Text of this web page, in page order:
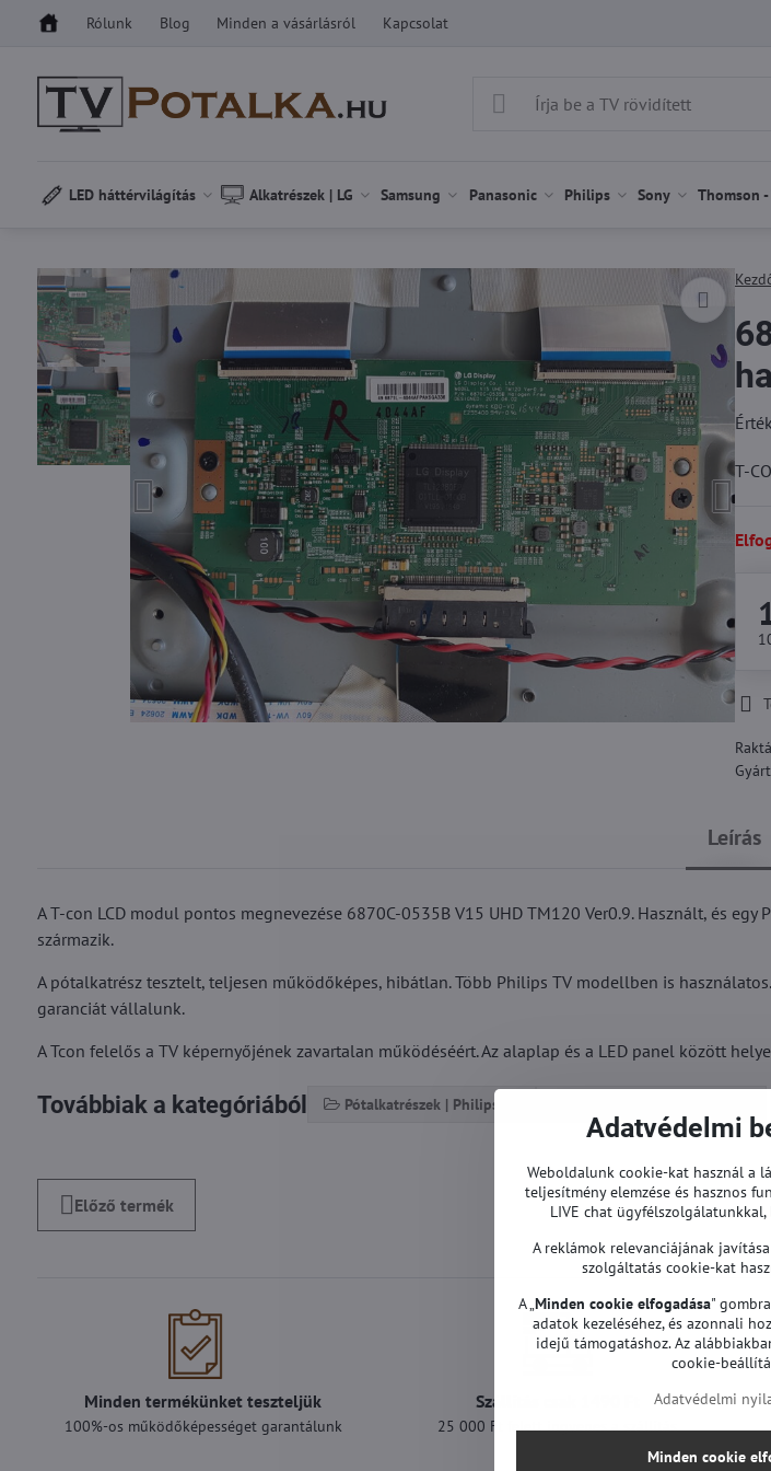
Rólunk Blog Minden a vásárlásról Kapcsolat
LED háttérvilágítás Alkatrészek | LG Samsung Panasonic Philips Sony Thomson -
T-
Leírás
A T-con LCD modul pontos megnevezése 6870C-0535B V15 UHD TM120 Ver0.9. Használt, és
származik.
A pótalkatrész tesztelt, teljesen működőképes, hibátlan. Több Philips TV modellben is
garanciát vállalunk.
A Tcon felelős a TV képernyőjének zavartalan működéséért. Az alaplap és a LED panel között
Továbbiak a kategóriából Pótalkatrészek | Philips TV
Előző termék
Minden termékünket teszteljük
100%-os működőképességet garantálunk
Szállítás csak 1490 Ft
25 000 Ft felett ingyenes a szállítás
Adatvédelmi
Weboldalunk cookie-kat használ a
teljesítmény elemzése és hasznos
LIVE chat
A reklámok relevanciájának
szolgáltatás cookie-kat
A „Minden cookie elfogadása"
adatok kezeléséhez, és azonnali
idejű támogatáshoz. Az
cookie-
Adatvédelmi
Minden cookie